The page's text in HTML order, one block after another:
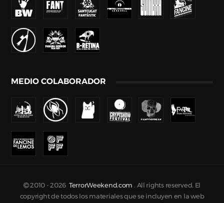
MEDIO COLABORADOR
2010 -2026 TerrorWeekend.com . All rights reserved. El
copyright de todos los materiales que se incluyen en la web